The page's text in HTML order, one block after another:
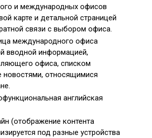
и международных офисов
карте и детальной страницей
связи с выбором офиса.
международного офиса
вводной информацией,
офиса, списком
новостями, относящимися
английская
(отображение контента
под разные устройства